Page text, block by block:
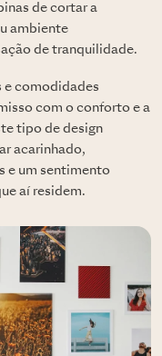
de cortar a
ambiente
de tranquilidade.
e comodidades
com o conforto e a
tipo de design
acarinhado,
e um sentimento
aí residem.